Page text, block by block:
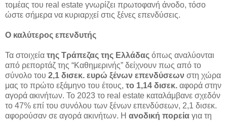
τομέας του real estate γνωρίζει πρωτοφανή άνοδο, τόσο
ώστε σήμερα να κυριαρχεί στις ξένες επενδύσεις.
Ο καλύτερος επενδυτής
Τα στοιχεία της Τράπεζας της Ελλάδας όπως αναλύονται
από ρεπορτάζ της “Καθημερινής” δείχνουν πως από το
σύνολο του 2,1 δισεκ. ευρώ ξένων επενδύσεων στη χώρα
μας το πρώτο εξάμηνο του έτους, το 1,14 δισεκ. αφορά στην
αγορά ακινήτων. Το 2023 το real estate καταλάμβανε σχεδόν
το 47% επί του συνόλου των ξένων επενδύσεων, 2,1 δισεκ.
αφορούσαν σε αγορά ακινήτων. Η ανοδική πορεία για τη